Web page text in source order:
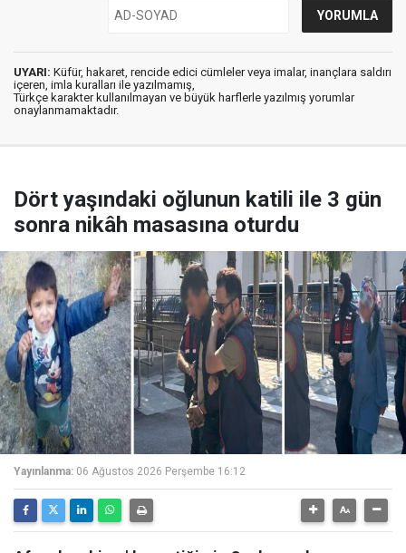
UYARI: Küfür, hakaret, rencide edici cümleler veya imalar, inançlara saldırı
içeren, imla kuralları ile yazılmamış,
Türkçe karakter kullanılmayan ve büyük harflerle yazılmış yorumlar
onaylanmamaktadır.
Dört yaşındaki oğlunun katili ile 3 gün
sonra nikâh masasına oturdu
Yayınlanma: 06 Ağustos 2026 Perşembe 16:12